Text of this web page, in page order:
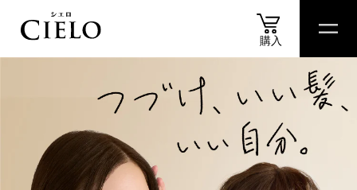
おすすめ アイテム スペシャルコンテ
購入
カラートリートメント